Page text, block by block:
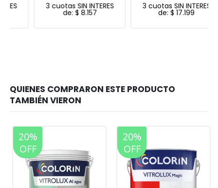
3 cuotas SIN INTERES
8.157
3 cuotas SIN INTERES
17.199
20%
OFF
20%
OFF